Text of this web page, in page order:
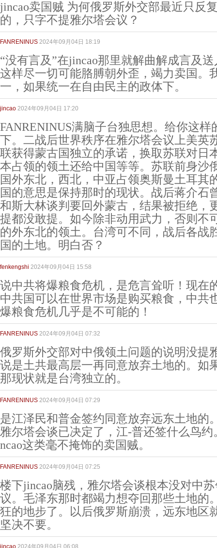
jincao卖国贼 为何俄罗斯外交部最近只反
的，只字不提雅尔塔会议？
FANRENINUS 2024年09月04日 18:19
“没有言及”在jincao那里就解曲解成言及
这样尽一切可能胳膊朝外歪，竭力卖国。
一，如果统一在自由民主的政体下。
jincao 2024年09月04日 17:20
FANRENINUS满脑子台独思想。给你这样
下。二战后世界秩序在雅尔塔会议上美英
联获得蒙古国独立的承诺，换取苏联对日
本占领的领土还给中国等等。苏联前身沙
国外东北，西北，中亚占领奥斯曼土耳其
国的意思是保持那时的现状。战后蒋介石
和斯大林谈判要回外蒙古，结果被拒绝，
提都没敢提。如今除非动用武力，否则不
的外东北的领土。台湾可不同，战后各战
国的土地。明白否？
fenkengshi 2024年09月04日 15:58
说中共将爆粮食危机，是危言耸听！现在
中共国可以在世界市场是购买粮食，中共
爆粮食危机几乎是不可能的！
FANRENINUS 2024年09月04日 07:32
俄罗斯外交部对中俄领土问题的说明没提
说是土共最高层一再同意放弃土地的。如
那现状就是台湾独立的。
FANRENINUS 2024年09月04日 07:29
是江泽民和普金签约同意放弃远东土地的
雅尔塔会谈已决定了，江-普还签什么鸟
ncao这类毫不掩饰的卖国贼。
FANRENINUS 2024年09月04日 07:25
楼下jincao脑残，雅尔塔会谈根本没对中
议。毛泽东那时都竭力想夺回那些土地的
狂的地步了。以后俄罗斯崩溃，远东地区
坚决不要。
jincao 2024年09月04日 06:08